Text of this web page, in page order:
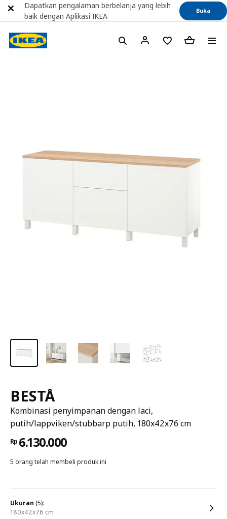
BESTÅ
Kombinasi penyimpanan dengan laci,
putih/lappviken/stubbarp putih, 180x42x76 cm
Rp 6.130.000
5 orang telah membeli produk ini
ukuran (5):
180x42x76 cm
Dapatkan pengalaman berbelanja yang lebih
baik dengan Aplikasi IKEA
Buka